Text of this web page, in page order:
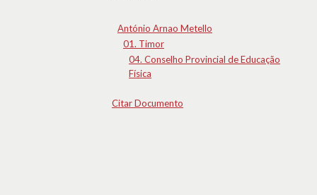
António Arnao Metello
01. Timor
04. Conselho Provincial de Educação
Física
Citar Documento